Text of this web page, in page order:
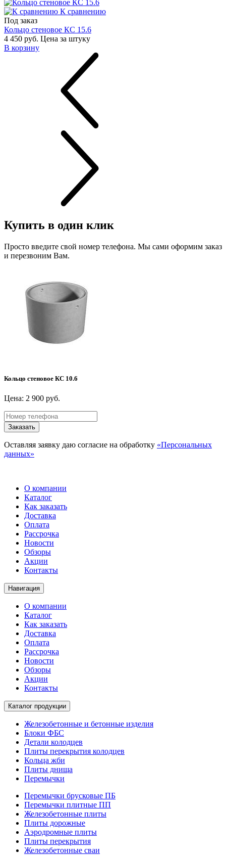
К сравнению
Под заказ
Кольцо стеновое КС 15.6
4 450 руб. Цена за штуку
В корзину
Купить в один клик
Просто введите свой номер телефона. Мы сами оформим заказ
и перезвоним Вам.
Кольцо стеновое КС 10.6
Цена: 2 900 руб.
Заказать
Оставляя заявку даю согласие на обработку «Персональных
данных»
О компании
Каталог
Как заказать
Доставка
Оплата
Рассрочка
Новости
Обзоры
Акции
Контакты
Навигация
О компании
Каталог
Как заказать
Доставка
Оплата
Рассрочка
Новости
Обзоры
Акции
Контакты
Каталог продукции
Железобетонные и бетонные изделия
Блоки ФБС
Детали колодцев
Плиты перекрытия колодцев
Кольца жби
Плиты днища
Перемычки
Перемычки брусковые ПБ
Перемычки плитные ПП
Железобетонные плиты
Плиты дорожные
Аэродромные плиты
Плиты перекрытия
Железобетонные сваи